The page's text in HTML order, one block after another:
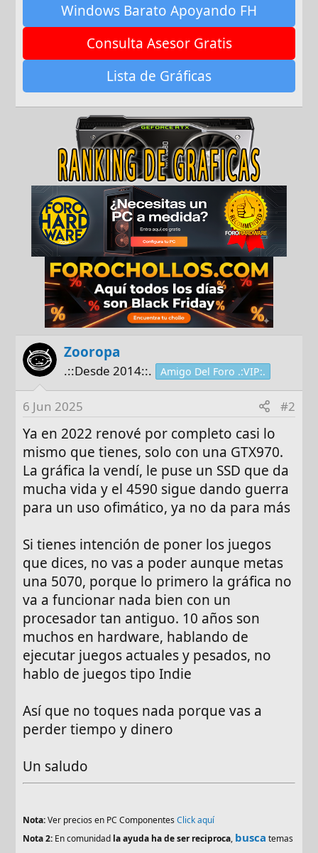
Windows Barato Apoyando FH
Consulta Asesor Gratis
Lista de Gráficas
Zooropa
.::Desde 2014::. Amigo Del Foro .:VIP:.
6 Jun 2025 #2
Ya en 2022 renové por completo casi lo
mismo que tienes, solo con una GTX970.
La gráfica la vendí, le puse un SSD que da
mucha vida y el 4590 sigue dando guerra
para un uso ofimático, ya no da para más
Si tienes intención de poner los juegos
que dices, no vas a poder aunque metas
una 5070, porque lo primero la gráfica no
va a funcionar nada bien con un
procesador tan antiguo. 10 años son
muchos en hardware, hablando de
ejecutar juegos actuales y pesados, no
hablo de juegos tipo Indie
Así que no toques nada porque vas a
perder tiempo y dinero
Un saludo
Nota:Ver precios en PC ComponentesClick aquí
Nota 2: En comunidad la ayuda ha de ser reciproca, busca temas